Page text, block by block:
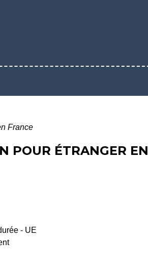
France
POUR ÉTRANGER EN
- UE